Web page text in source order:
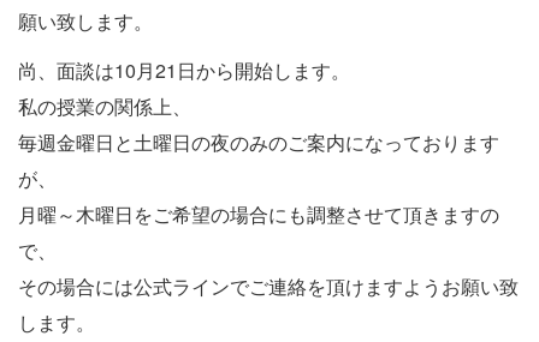
願い致します。
尚、面談は10月21日から開始します。
私の授業の関係上、
毎週金曜日と土曜日の夜のみのご案内になっております
が、
月曜～木曜日をご希望の場合にも調整させて頂きますの
で、
その場合には公式ラインでご連絡を頂けますようお願い致
します。